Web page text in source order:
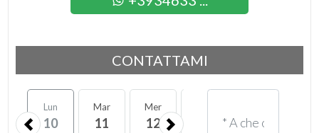
CONTATTAMI
Lun
10
Mar
11
Mer
12 14